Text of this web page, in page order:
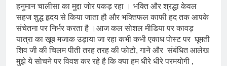
हनुमान चालीसा का मुद्दा जोर पकड़ रहा । भक्ति और श्रद्धा केवल
सहज शुद्ध हृदय से किया जाता हौ और भक्तिफल काफी हद तक आपके
संचेतना पर निर्भर करता है ।आज कल सोशल मीडिया पर कावड़
यात्रा का खूब मजाक उड़ाया जा रहा कभी कभी एकाध पोस्ट पर घूमती
शिव जी की चिलम पीती तरह तरह की फोटो, गाने और संबंधित आलेख
मुझे ये सोचने पर विवश कर रहे है कि क्या हम धीेरे धीरे परमयोगी ,